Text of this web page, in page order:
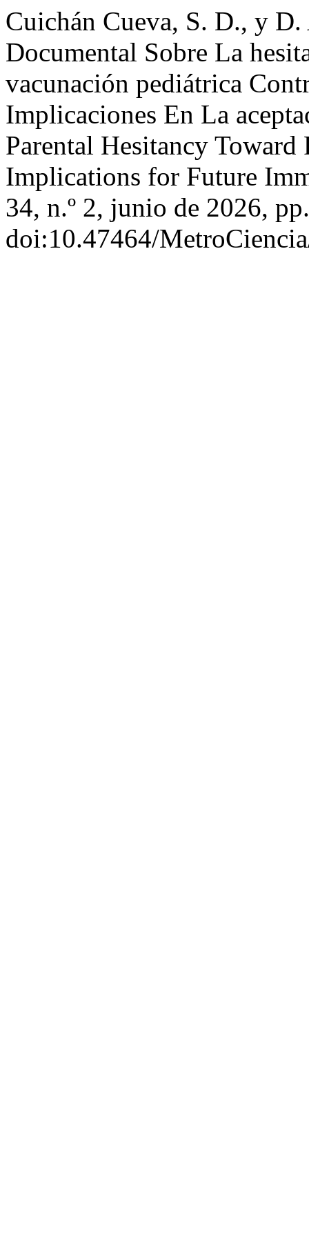
Cuichán Cueva, S. D., y
Documental Sobre La
vacunación pediátrica
Implicaciones En La
Parental Hesitancy
Implications for Future
34, n.º 2, junio de 2026,
doi:10.47464/